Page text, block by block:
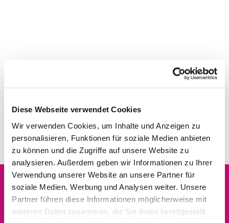
Diese Webseite verwendet Cookies
Wir verwenden Cookies, um Inhalte und Anzeigen zu
personalisieren, Funktionen für soziale Medien anbieten
zu können und die Zugriffe auf unsere Website zu
analysieren. Außerdem geben wir Informationen zu Ihrer
Verwendung unserer Website an unsere Partner für
soziale Medien, Werbung und Analysen weiter. Unsere
Partner führen diese Informationen möglicherweise mit
weiteren Daten zusammen, die Sie ihnen bereitgestellt
Dies könnte Sie auch
interessieren